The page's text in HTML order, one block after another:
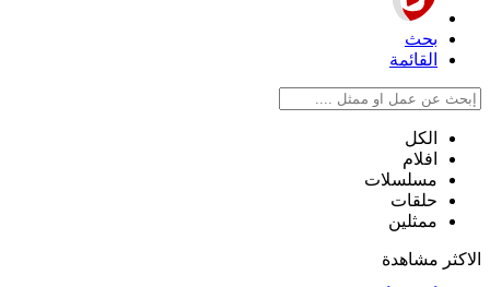
بحث
القائمة
الكل
افلام
مسلسلات
حلقات
ممثلين
الاكثر مشاهدة